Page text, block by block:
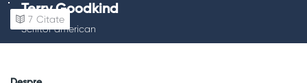
Terry Goodkind
Scriitor american
7 Citate